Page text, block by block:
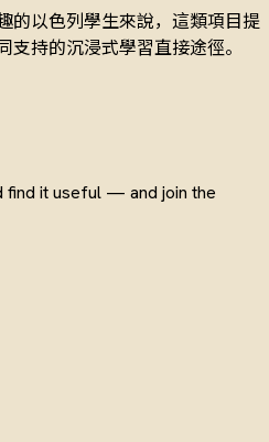
的以色列學生來說，這類項目提
持的沉浸式學習直接途徑。
find it useful — and join the